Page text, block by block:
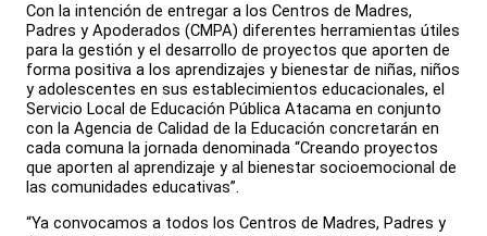
Con la intención de entregar a los Centros de Madres,
Padres y Apoderados (CMPA) diferentes herramientas útiles
para la gestión y el desarrollo de proyectos que aporten de
forma positiva a los aprendizajes y bienestar de niñas, niños
y adolescentes en sus establecimientos educacionales, el
Servicio Local de Educación Pública Atacama en conjunto
con la Agencia de Calidad de la Educación concretarán en
cada comuna la jornada denominada “Creando proyectos
que aporten al aprendizaje y al bienestar socioemocional de
las comunidades educativas”.
“Ya convocamos a todos los Centros de Madres, Padres y